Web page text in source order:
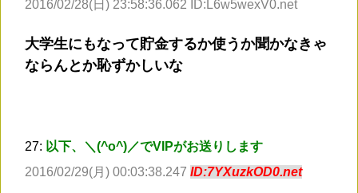
2016/02/28(日) 23:58:36.062 ID:L6w5wexV0.net
大学生にもなって貯金するか使うか聞かなきゃ
ならんとか恥ずかしいな
27: 以下、＼(^o^)／でVIPがお送りします
2016/02/29(月) 00:03:38.247 ID:7YXuzkOD0.net